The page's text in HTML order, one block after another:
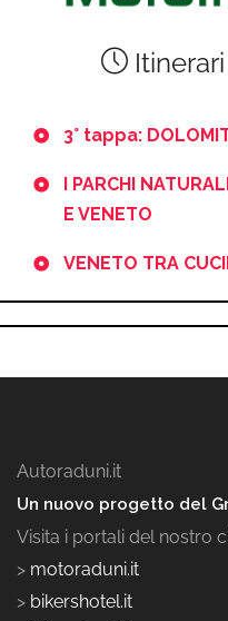
3° tappa:
I PARCHI
E VENETO
VENETO TRA
Autoraduni.it
Un nuovo progetto del
Visita i portali del nostro
> motoraduni.it
> bikershotel.it